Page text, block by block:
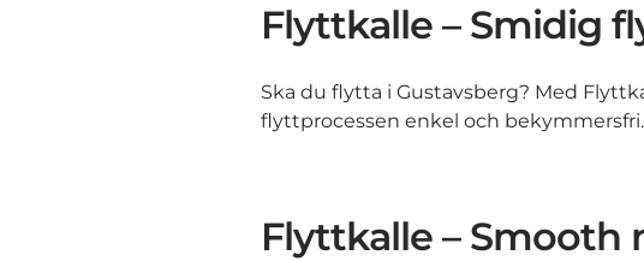
Flyttkalle – Smidig
Ska du flytta i Gustavsberg? Med
flyttprocessen enkel och bekymmersfri.
Flyttkalle – Smooth